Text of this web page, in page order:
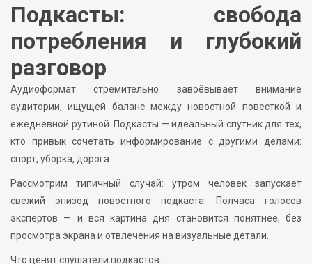
Подкасты: свобода
потребления и глубокий
разговор
Аудиоформат стремительно завоёвывает внимание
аудитории, ищущей баланс между новостной повесткой и
ежедневной рутиной. Подкасты — идеальный спутник для тех,
кто привык сочетать информирование с другими делами:
спорт, уборка, дорога.
Рассмотрим типичный случай: утром человек запускает
свежий эпизод новостного подкаста. Полчаса голосов
экспертов — и вся картина дня становится понятнее, без
просмотра экрана и отвлечения на визуальные детали.
Что ценят слушатели подкастов: